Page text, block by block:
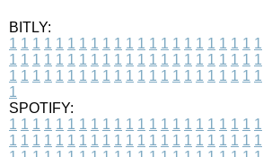
BITLY:
1 1 1 1 1 1 1 1 1 1 1 1 1 1 1 1 1 1 1 1 1 1
1 1 1 1 1 1 1 1 1 1 1 1 1 1 1 1 1 1 1 1 1 1
1 1 1 1 1 1 1 1 1 1 1 1 1 1 1 1 1 1 1 1 1 1
1
SPOTIFY:
1 1 1 1 1 1 1 1 1 1 1 1 1 1 1 1 1 1 1 1 1 1
1 1 1 1 1 1 1 1 1 1 1 1 1 1 1 1 1 1 1 1 1 1